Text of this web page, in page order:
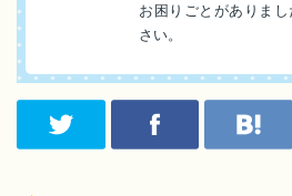
お困りごとがありま
さい。